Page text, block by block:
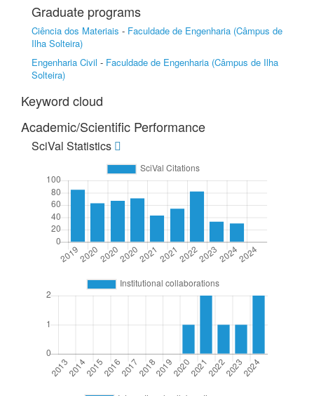
Graduate programs
Ciência dos Materiais - Faculdade de Engenharia (Câmpus de
Ilha Solteira)
Engenharia Civil - Faculdade de Engenharia (Câmpus de Ilha
Solteira)
Keyword cloud
Academic/Scientific Performance
SciVal Statistics